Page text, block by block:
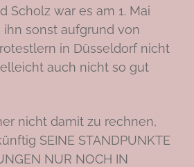
Scholz war es am 1. Mai
sonst aufgrund von
in Düsseldorf nicht
auch nicht so gut
nicht damit zu rechnen,
SEINE STANDPUNKTE
NUR NOCH IN